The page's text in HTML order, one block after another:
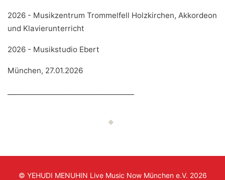
2026 - Musikzentrum Trommelfell Holzkirchen, Akkordeon
und Klavierunterricht
2026 - Musikstudio Ebert
München, 27.01.2026
© YEHUDI MENUHIN Live Music Now München e.V. 2026